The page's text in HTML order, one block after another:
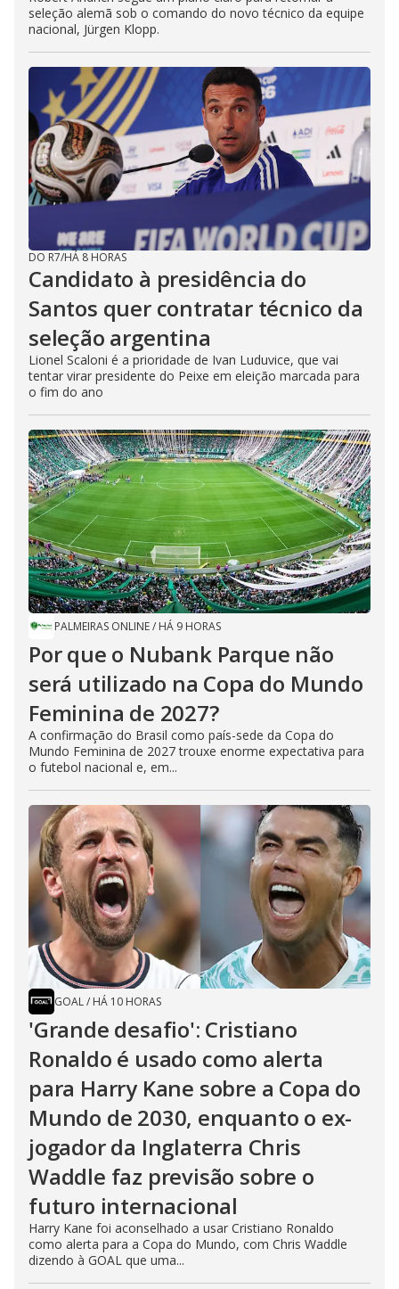
seleção alemã sob o comando do novo técnico da equipe
nacional, Jürgen Klopp.
DO R7/HÁ 8 HORAS
Candidato à presidência do
Santos quer contratar técnico da
seleção argentina
Lionel Scaloni é a prioridade de Ivan Luduvice, que vai
tentar virar presidente do Peixe em eleição marcada para
o fim do ano
PALMEIRAS ONLINE/ HÁ 9 HORAS
Por que o Nubank Parque não
será utilizado na Copa do Mundo
Feminina de 2027?
A confirmação do Brasil como país-sede da Copa do
Mundo Feminina de 2027 trouxe enorme expectativa para
o futebol nacional e, em...
GOAL/ HÁ 10 HORAS
'Grande desafio': Cristiano
Ronaldo é usado como alerta
para Harry Kane sobre a Copa do
Mundo de 2030, enquanto o ex-
jogador da Inglaterra Chris
Waddle faz previsão sobre o
futuro internacional
Harry Kane foi aconselhado a usar Cristiano Ronaldo
como alerta para a Copa do Mundo, com Chris Waddle
dizendo à GOAL que uma...